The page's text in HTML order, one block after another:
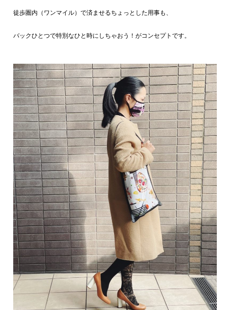
徒歩圏内（ワンマイル）で済ませるちょっとした用事も、
バックひとつで特別なひと時にしちゃおう！がコンセプトです。